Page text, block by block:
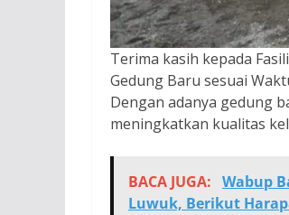
Terima kasih kepada
Gedung Baru sesuai
Dengan adanya gedung
meningkatkan kualitas
BACA JUGA: Wabup
Luwuk, Berikut